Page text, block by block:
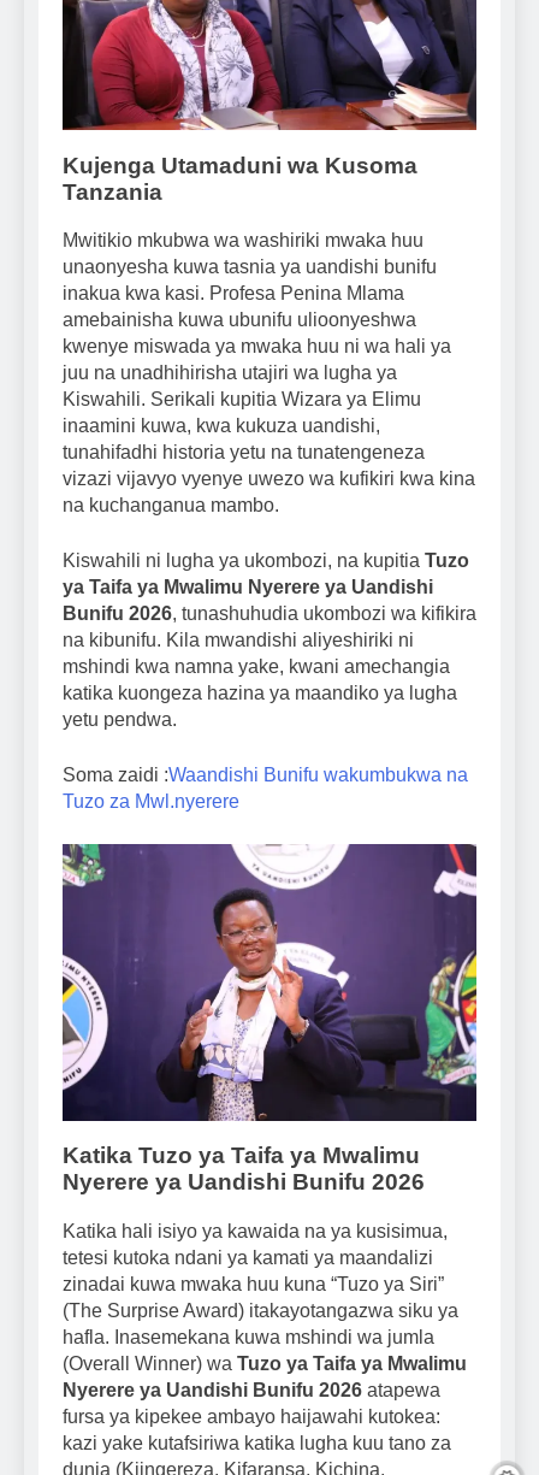
Kujenga Utamaduni wa Kusoma
Tanzania
Mwitikio mkubwa wa washiriki mwaka huu
unaonyesha kuwa tasnia ya uandishi bunifu
inakua kwa kasi. Profesa Penina Mlama
amebainisha kuwa ubunifu ulioonyeshwa
kwenye miswada ya mwaka huu ni wa hali ya
juu na unadhihirisha utajiri wa lugha ya
Kiswahili. Serikali kupitia Wizara ya Elimu
inaamini kuwa, kwa kukuza uandishi,
tunahifadhi historia yetu na tunatengeneza
vizazi vijavyo vyenye uwezo wa kufikiri kwa kina
na kuchanganua mambo.
Kiswahili ni lugha ya ukombozi, na kupitia Tuzo
ya Taifa ya Mwalimu Nyerere ya Uandishi
Bunifu 2026, tunashuhudia ukombozi wa kifikira
na kibunifu. Kila mwandishi aliyeshiriki ni
mshindi kwa namna yake, kwani amechangia
katika kuongeza hazina ya maandiko ya lugha
yetu pendwa.
Soma zaidi :Waandishi Bunifu wakumbukwa na
Tuzo za Mwl.nyerere
Katika Tuzo ya Taifa ya Mwalimu
Nyerere ya Uandishi Bunifu 2026
Katika hali isiyo ya kawaida na ya kusisimua,
tetesi kutoka ndani ya kamati ya maandalizi
zinadai kuwa mwaka huu kuna “Tuzo ya Siri”
(The Surprise Award) itakayotangazwa siku ya
hafla. Inasemekana kuwa mshindi wa jumla
(Overall Winner) wa Tuzo ya Taifa ya Mwalimu
Nyerere ya Uandishi Bunifu 2026 atapewa
fursa ya kipekee ambayo haijawahi kutokea:
kazi yake kutafsiriwa katika lugha kuu tano za
dunia (Kiingereza, Kifaransa, Kichina,